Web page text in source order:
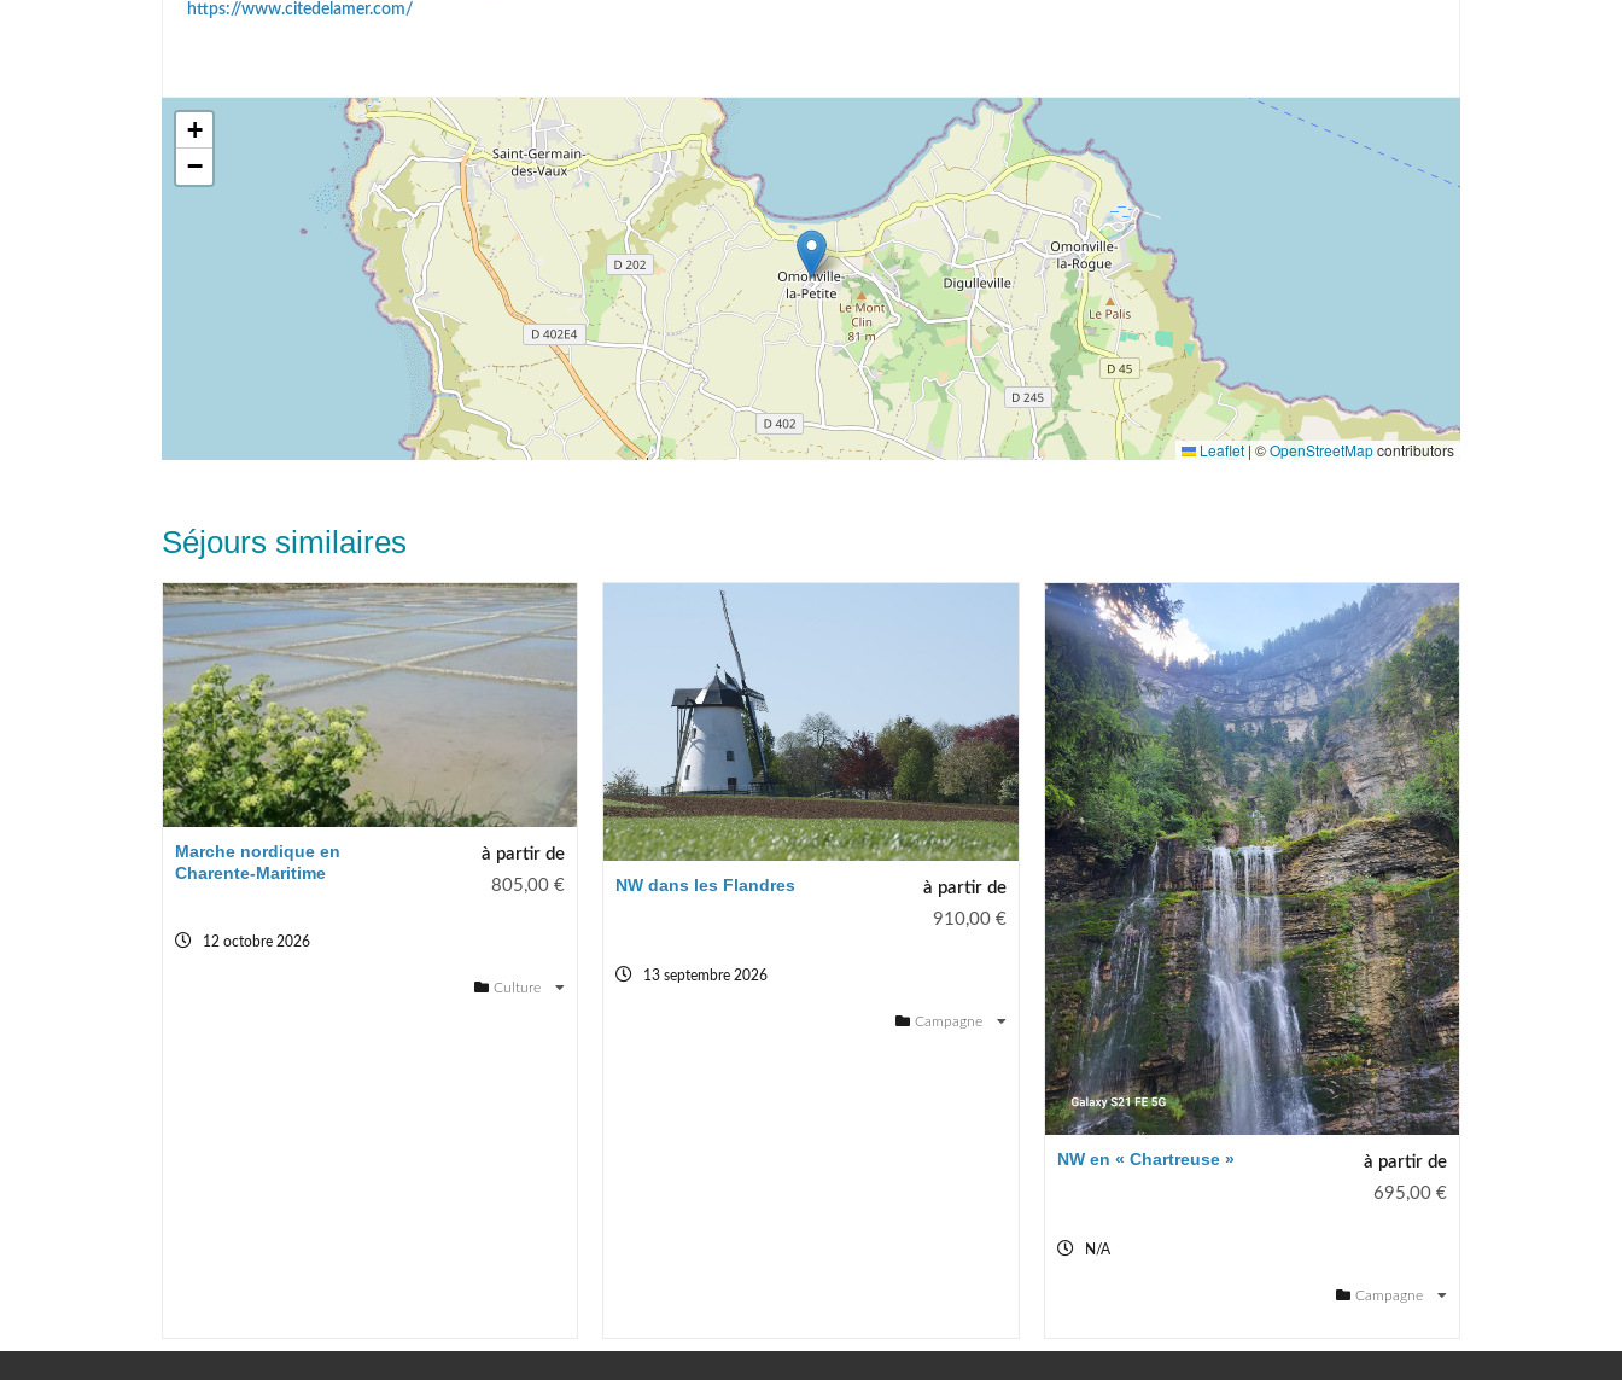
https://www.citedelamer.com/
+
−
Leaflet | ©OpenStreetMapcontributors
Séjours similaires
Marche nordique en
Charente-Maritime
à partir de
805,00 €
12 octobre 2026
Culture
NW dans les Flandres
à partir de
910,00 €
13 septembre 2026
Campagne
NW en « Chartreuse »
à partir de
695,00 €
N/A
Campagne